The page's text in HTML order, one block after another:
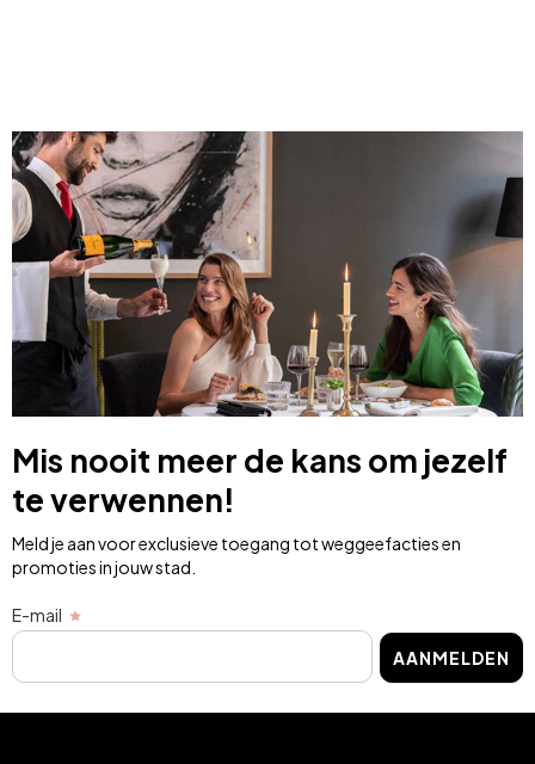
Mis nooit meer de kans om jezelf
te verwennen!
Meld je aan voor exclusieve toegang tot weggeefacties en
E-mail
AANMELDEN